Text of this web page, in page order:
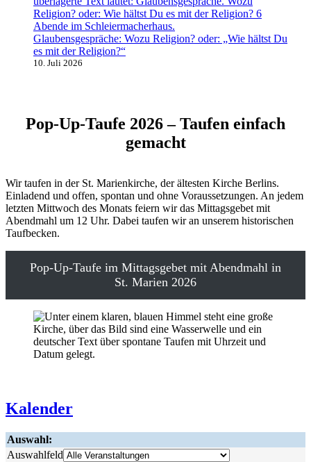
Glaubensgespräche: Wozu Religion? oder: „Wie hältst Du
es mit der Religion?“
10. Juli 2026
Pop-Up-Taufe 2026 – Taufen einfach
gemacht
Wir taufen in der St. Marienkirche, der ältesten Kirche Berlins.
Einladend und offen, spontan und ohne Voraussetzungen. An jedem
letzten Mittwoch des Monats feiern wir das Mittagsgebet mit
Abendmahl um 12 Uhr. Dabei taufen wir an unserem historischen
Taufbecken.
Pop-Up-Taufe im Mittagsgebet mit Abendmahl in
St. Marien 2026
Kalender
Auswahl:
Auswahlfeld